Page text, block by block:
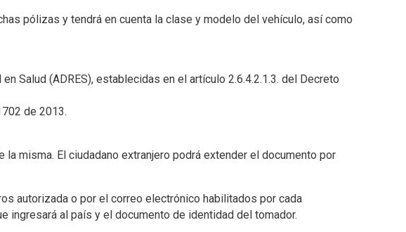
pólizas y tendrá en cuenta la clase y modelo del vehículo, así como
Salud (ADRES), establecidas en el artículo 2.6.4.2.1.3. del Decreto
de 2013.
misma. El ciudadano extranjero podrá extender el documento por
autorizada o por el correo electrónico habilitados por cada
ingresará al país y el documento de identidad del tomador.